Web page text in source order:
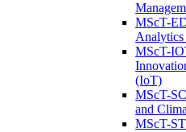
MScT-
Analytics
MScT-
(IoT)
MScT-
and
MScT-